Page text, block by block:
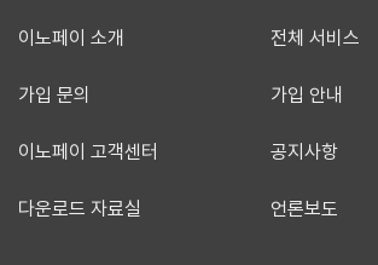
이노페이 소개 전체 서비스
가입 문의 가입 안내
이노페이 고객센터 공지사항
다운로드 자료실 언론보도